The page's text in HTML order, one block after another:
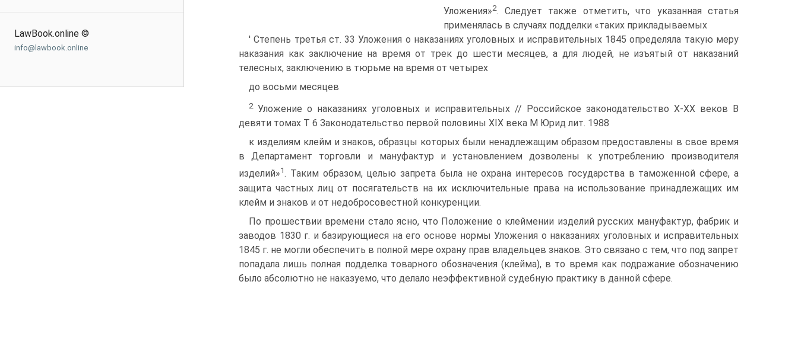
LawBook.online ©
info@lawbook.online
Уложения»2. Следует также отметить, что указанная статья
применялась в случаях подделки «таких прикладываемых
' Степень третья ст. 33 Уложения о наказаниях уголовных и исправительных 1845 определяла такую меру
наказания как заключение на время от трек до шести месяцев, а для людей, не изъятый от наказаний
телесных, заключению в тюрьме на время от четырех
до восьми месяцев
2Уложение о наказаниях уголовных и исправительных // Российское законодательство Х-ХХ веков В
девяти томах Т 6 Законодательство первой половины XIX века М Юрид лит. 1988
к изделиям клейм и знаков, образцы которых были ненадлежащим образом предоставлены в свое время
в Департамент торговли и мануфактур и установлением дозволены к употреблению производителя
изделий»1. Таким образом, целью запрета была не охрана интересов государства в таможенной сфере, а
защита частных лиц от посягательств на их исключительные права на использование принадлежащих им
клейм и знаков и от недобросовестной конкуренции.
По прошествии времени стало ясно, что Положение о клеймении изделий русских мануфактур, фабрик и
заводов 1830 г. и базирующиеся на его основе нормы Уложения о наказаниях уголовных и исправительных
1845 г. не могли обеспечить в полной мере охрану прав владельцев знаков. Это связано с тем, что под запрет
попадала лишь полная подделка товарного обозначения (клейма), в то время как подражание обозначению
было абсолютно не наказуемо, что делало неэффективной судебную практику в данной сфере.